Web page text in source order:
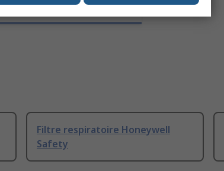
Filtre respiratoire Honeywell
Safety